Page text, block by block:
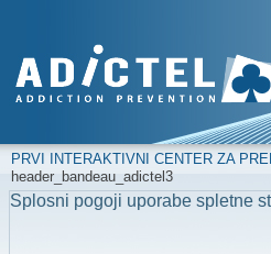
PRVI INTERAKTIVNI CENTER ZA
header_bandeau_adictel3
Splosni pogoji uporabe spletne